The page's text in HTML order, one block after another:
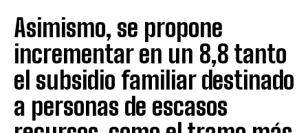
Asimismo, se propone
incrementar en un 8,8 tanto
el subsidio familiar destinado
a personas de escasos